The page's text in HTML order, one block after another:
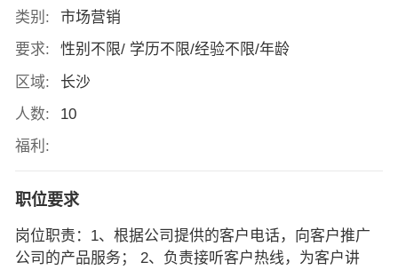
类别:
市场营销
要求:
性别不限/ 学历不限/经验不限/年龄
区域:
长沙
人数:
10
福利:
职位要求
岗位职责：1、根据公司提供的客户电话，向客户推广
公司的产品服务； 2、负责接听客户热线，为客户讲